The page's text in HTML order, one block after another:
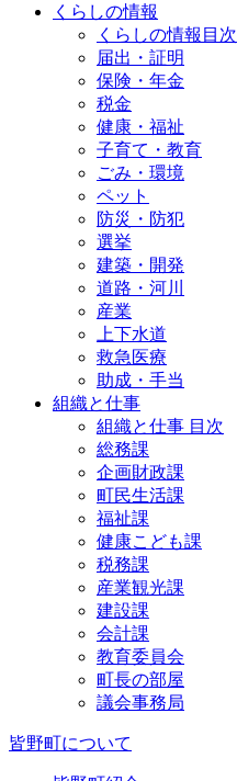
くらしの情報
くらしの情報目次
届出・証明
保険・年金
税金
健康・福祉
子育て・教育
ごみ・環境
ペット
防災・防犯
選挙
建築・開発
道路・河川
産業
上下水道
救急医療
助成・手当
組織と仕事
組織と仕事 目次
総務課
企画財政課
町民生活課
福祉課
健康こども課
税務課
産業観光課
建設課
会計課
教育委員会
町長の部屋
議会事務局
皆野町について